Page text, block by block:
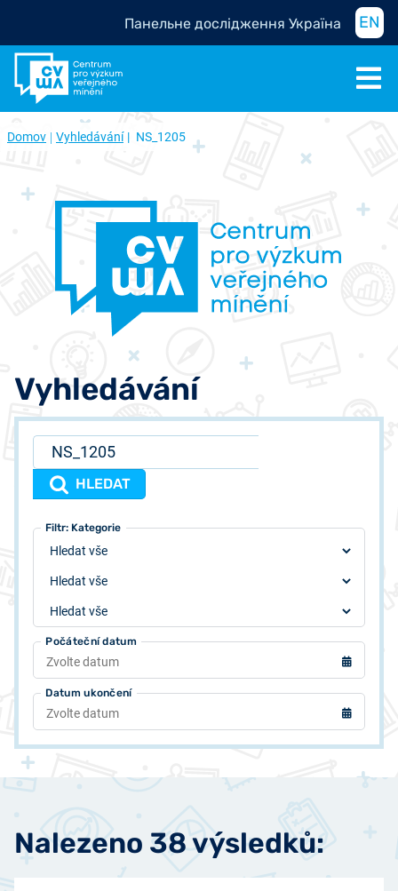
Панельне дослідження Україна EN
Domov Vyhledávání NS_1205
Vyhledávání
HLEDAT
Počáteční datum
Datum ukončení
Filtr: Typ
Filtr: Autor
Filtr: Kategorie
Nalezeno 38 výsledků: